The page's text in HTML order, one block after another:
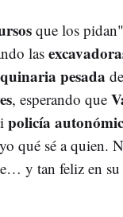
que los
las
pesada
, esperando que
policía
qué sé a quien.
y tan feliz en su